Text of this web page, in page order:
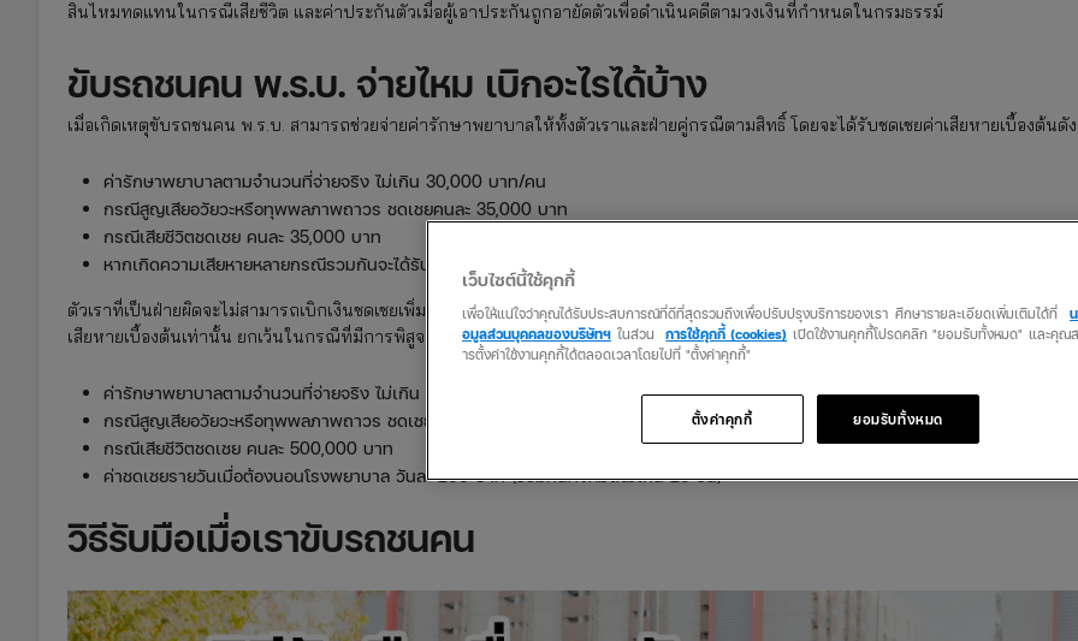
สินไหมทดแทนในกรณีเสียชีวิต และค่าประกันตัวเมื่อผู้เอาประกันถูกอายัดตัวเพื่อดำเนินคดีตามวงเงินที่กำหนดในกรมธรรม์
ขับรถชนคน พ.ร.บ. จ่ายไหม เบิกอะไรได้บ้าง
เมื่อเกิดเหตุขับรถชนคน พ.ร.บ. สามารถช่วยจ่ายค่ารักษาพยาบาลให้ทั้งตัวเราและฝ่ายคู่กรณีตามสิทธิ์ โดยจะได้รับชดเชยค่าเสียหายเบื้องต้นดั
ค่ารักษาพยาบาลตามจำนวนที่จ่ายจริง ไม่เกิน 30,000 บาท/คน
กรณีสูญเสียอวัยวะหรือทุพพลภาพถาวร ชดเชยคนละ 35,000 บาท
กรณีเสียชีวิตชดเชย คนละ 35,000 บาท
หากเกิดความเสียหายหลายกรณีรวมกันจะได้รับเงินชดเชยเบื้องต้นรวมกันไม่เกิน 65,000 บาท/คน
ตัวเราที่เป็นฝ่ายผิดจะไม่สามารถเบิกเงินชดเชยเพิ่มเติมได้ เพราะตามเงื่อนไขในกรมธรรม์ของ พ.ร.บ. หากเราเป็นฝ่ายผิดจะได้รับสิทธิ์เฉพาะค่า
เสียหายเบื้องต้นเท่านั้น ยกเว้นในกรณีที่มีการพิสูจน์ได้ว่าเราเป็นฝ่ายถูกจะได้รับเงินชดเชยเพิ่มเติมดังนี้
ค่ารักษาพยาบาลตามจำนวนที่จ่ายจริง ไม่เกิน 80,000 บาท/คน
กรณีสูญเสียอวัยวะหรือทุพพลภาพถาวร ชดเชย 200,000-500,000 บาท/คน
กรณีเสียชีวิตชดเชย คนละ 500,000 บาท
ค่าชดเชยรายวันเมื่อต้องนอนโรงพยาบาล วันละ 200 บาท (รวมกันทั้งหมดไม่เกิน 20 วัน)
วิธีรับมือเมื่อเราขับรถชนคน
เว็บไซต์นี้ใช้คุกกี้
เพื่อให้แน่ใจว่าคุณได้รับประสบการณ์ที่ดีที่สุดรวมถึงเพื่อปรับปรุงบริการของเรา ศึกษารายละเอียดเพิ่มเติมได้ที่
อมูลส่วนบุคคลของบริษัทฯ ในส่วน การใช้คุกกี้ (cookies) เปิดใช้งานคุกกี้โปรดคลิก "ยอมรับทั้งหมด" และคุณ
ารตั้งค่าใช้งานคุกกี้ได้ตลอดเวลาโดยไปที่ "ตั้งค่าคุกกี้"
ยอมรับทั้งหมด
ตั้งค่าคุกกี้